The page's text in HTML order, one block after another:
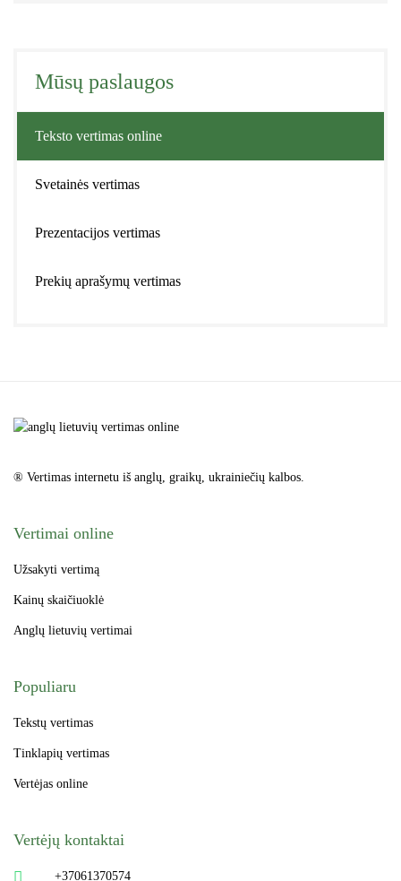
Mūsų paslaugos
Teksto vertimas online
Svetainės vertimas
Prezentacijos vertimas
Prekių aprašymų vertimas
®️ Vertimas internetu iš anglų, graikų, ukrainiečių kalbos.
Vertimai online
Užsakyti vertimą
Kainų skaičiuoklė
Anglų lietuvių vertimai
Populiaru
Tekstų vertimas
Tinklapių vertimas
Vertėjas online
Vertėjų kontaktai
+37061370574